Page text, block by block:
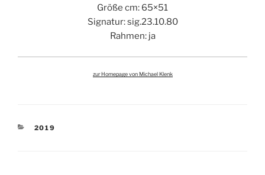
Größe cm: 65×51
Signatur: sig.23.10.80
Rahmen: ja
zur Homepage von Michael Klenk
KATEGORIEN
2019